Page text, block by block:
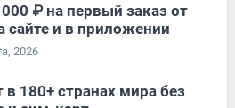
₽ на первый заказ от
сайте и в приложении
2026
в 180+ странах мира без